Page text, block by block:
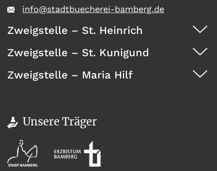
info@stadtbuecherei-bamberg.de
Zweigstelle – St. Heinrich
Dürrwächterstr. 29, 96052 Bamberg
Zweigstelle – St. Kunigund
Seehofstraße 41, 96052 Bamberg
Zweigstelle – Maria Hilf
Unsere Träger